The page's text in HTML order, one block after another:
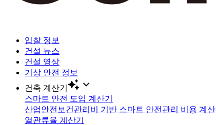
입찰 정보
건설 뉴스
건설 영상
기상 안전 정보
건축 계산기
스마트 안전 도입 계산기
산업안전보건관리비 기반 스마트 안전관리 비용 계산
열관류율 계산기